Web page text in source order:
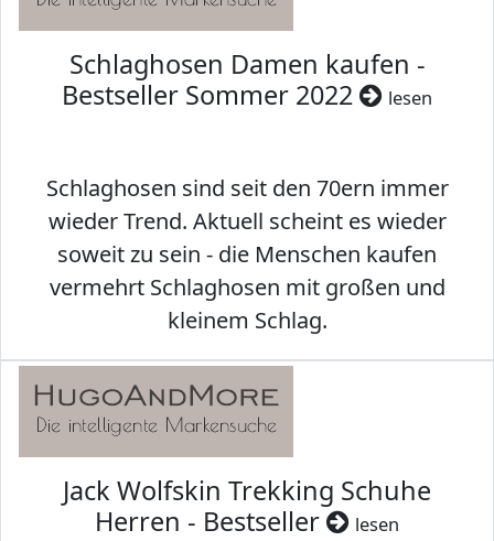
Schlaghosen Damen kaufen -
Bestseller Sommer 2022
lesen
Schlaghosen sind seit den 70ern immer
wieder Trend. Aktuell scheint es wieder
soweit zu sein - die Menschen kaufen
vermehrt Schlaghosen mit großen und
kleinem Schlag.
Jack Wolfskin Trekking Schuhe
Herren - Bestseller
lesen